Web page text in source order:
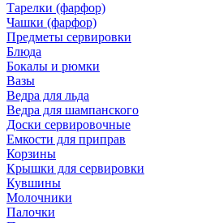
Тарелки (фарфор)
Чашки (фарфор)
Предметы сервировки
Блюда
Бокалы и рюмки
Вазы
Ведра для льда
Ведра для шампанского
Доски сервировочные
Емкости для приправ
Корзины
Крышки для сервировки
Кувшины
Молочники
Палочки